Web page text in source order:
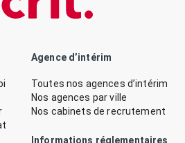
Agence d’intérim
Toutes nos agences d’intérim
Nos agences par ville
Nos cabinets de recrutement
Informations réglementaires